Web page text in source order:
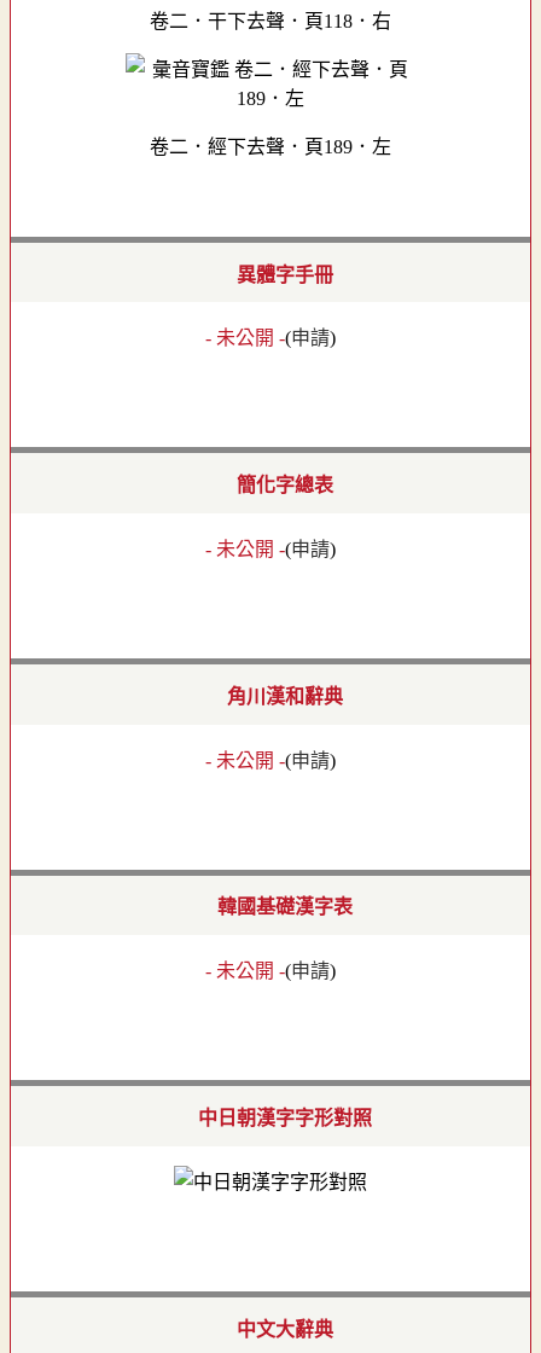
卷二．干下去聲．頁118．右
卷二．經下去聲．頁189．左
異體字手冊
- 未公開 -(申請)
簡化字總表
- 未公開 -(申請)
角川漢和辭典
- 未公開 -(申請)
韓國基礎漢字表
- 未公開 -(申請)
中日朝漢字字形對照
中文大辭典